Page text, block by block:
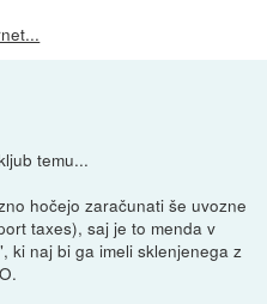
temu...
hočejo zaračunati še uvozne
taxes), saj je to menda v
ki naj bi ga imeli sklenjenega z